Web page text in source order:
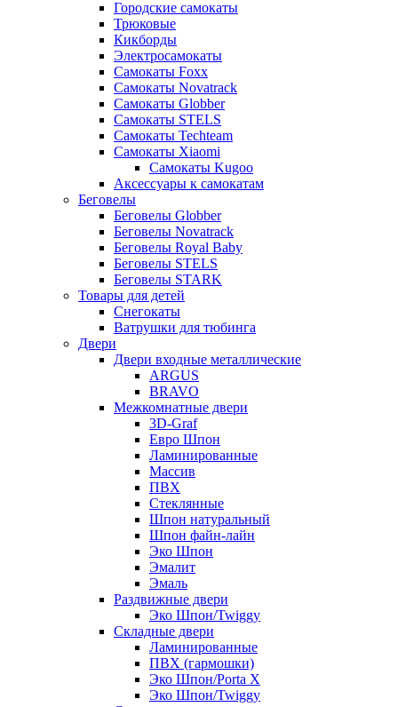
Городские самокаты
Трюковые
Кикборды
Электросамокаты
Самокаты Foxx
Самокаты Novatrack
Самокаты Globber
Самокаты STELS
Самокаты Techteam
Самокаты Xiaomi
Самокаты Kugoo
Аксессуары к самокатам
Беговелы
Беговелы Globber
Беговелы Novatrack
Беговелы Royal Baby
Беговелы STELS
Беговелы STARK
Товары для детей
Снегокаты
Ватрушки для тюбинга
Двери
Двери входные металлические
ARGUS
BRAVO
Межкомнатные двери
3D-Graf
Евро Шпон
Ламинированные
Массив
ПВХ
Стеклянные
Шпон натуральный
Шпон файн-лайн
Эко Шпон
Эмалит
Эмаль
Раздвижные двери
Эко Шпон/Twiggy
Складные двери
Ламинированные
ПВХ (гармошки)
Эко Шпон/Porta X
Эко Шпон/Twiggy